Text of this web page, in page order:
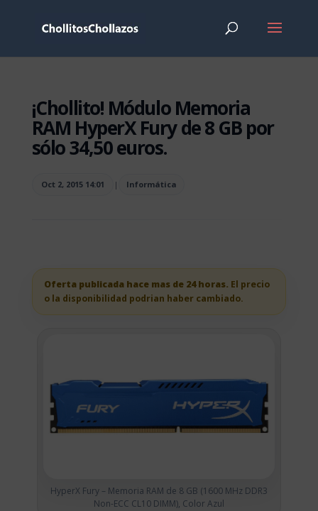
¡Chollito! Módulo Memoria
RAM HyperX Fury de 8 GB por
sólo 34,50 euros.
Oct 2, 2015 14:01 | Informática
Oferta publicada hace mas de 24 horas. El precio
o la disponibilidad podrian haber cambiado.
HyperX Fury – Memoria RAM de 8 GB (1600 MHz DDR3
Non-ECC CL10 DIMM), Color Azul